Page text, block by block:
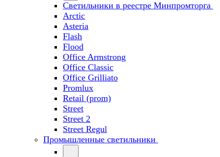
Светильники в реестре Минпромторга
Arctic
Asteria
Flash
Flood
Office Armstrong
Office Classic
Office Grilliato
Promlux
Retail (prom)
Street
Street 2
Street Regul
Промышленные светильники